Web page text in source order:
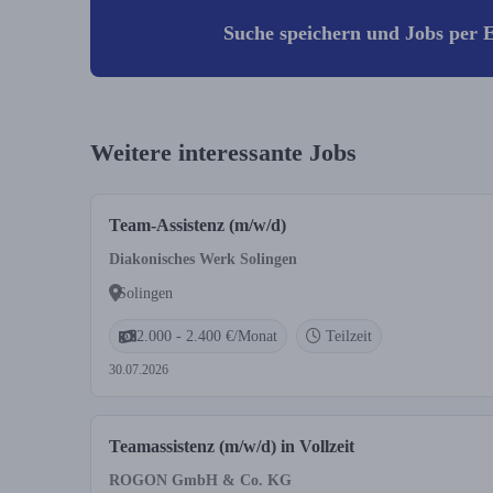
Suche speichern und Jobs per
Weitere interessante Jobs
Team-Assistenz (m/w/d)
Diakonisches Werk Solingen
Solingen
2.000 - 2.400 €/Monat Teilzeit
30.07.2026
Teamassistenz (m/w/d) in Vollzeit
ROGON GmbH & Co. KG